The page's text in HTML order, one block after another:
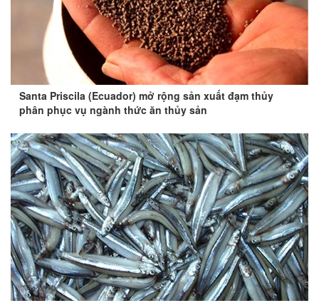
Santa Priscila (Ecuador) mở rộng sản xuất đạm thủy
phân phục vụ ngành thức ăn thủy sản